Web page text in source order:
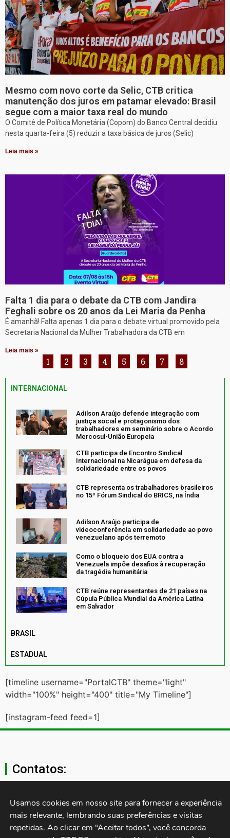
Mesmo com novo corte da Selic, CTB critica
manutenção dos juros em patamar elevado: Brasil
segue com a maior taxa real do mundo
O Comitê de Política Monetária (Copom) do Banco Central decidiu
nesta quarta-feira (5) reduzir a taxa básica de juros (Selic)
Leia mais »
Falta 1 dia para o debate da CTB com Jandira
Feghali sobre os 20 anos da Lei Maria da Penha
É amanhã! Falta apenas 1 dia para o debate virtual promovido pela
Secretaria Nacional da Mulher Trabalhadora da CTB em
Leia mais »
1 2 3 4 5 6 7 8
INTERNACIONAL
Adilson Araújo defende integração com
justiça social e protagonismo dos
trabalhadores em seminário sobre o Acordo
Mercosul-União Europeia
CTB participa de Encontro Sindical
Internacional na Nicarágua em defesa da
solidariedade entre os povos
CTB representa os trabalhadores brasileiros
no 15º Fórum Sindical do BRICS, na Índia
Adilson Araújo participa de
videoconferência em solidariedade ao povo
venezuelano após terremoto
Como o bloqueio dos EUA contra a
Venezuela impõe desafios à recuperação
da tragédia humanitária
CTB reúne representantes de 21 países na
Cúpula Pública Mundial da América Latina
em Salvador
BRASIL
ESTADUAL
[timeline username="PortalCTB" theme="light"
width="100%" height="400" title="My Timeline"]
[instagram-feed feed=1]
Contatos:
secgeral@ctb.org.br
11 3874-0040
Usamos cookies em nosso site para fornecer a experiência
mais relevante, lembrando suas preferências e visitas
repetidas. Ao clicar em “Aceitar todos”, você concorda